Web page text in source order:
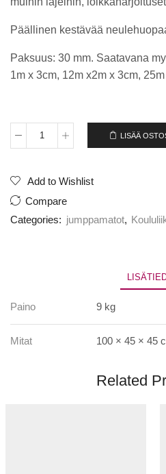
Päällinen kestävää
Paksuus: 30 mm. Saatavana
1m x 3cm, 12m x2m x 3cm,
Vauhdinotto-
6mx1mx3cm
LISÄÄ
Add to Wishlist
Compare
Categories: jumppamatot,
Paino 9 kg
Mitat 100 × 45 × 45
Related